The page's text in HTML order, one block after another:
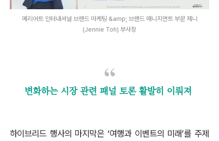
메리어트 인터내셔널 브랜드 마케팅 &amp; 브랜드 매니지먼트 부문 제니
(Jennie Toh) 부사장
변화하는 시장 관련 패널 토론 활발히 이뤄져
하이브리드 행사의 마지막은 ‘여행과 이벤트의 미래’를 주제